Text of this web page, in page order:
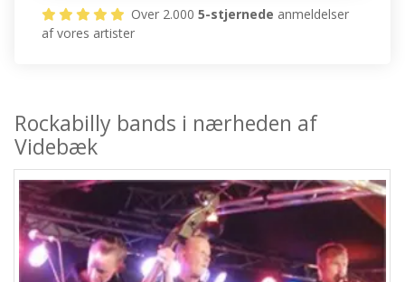
Over 2.0005-stjernede anmeldelser
af vores artister
Rockabilly bands i nærheden af
Videbæk